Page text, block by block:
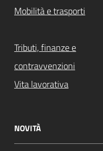
Mobilità e trasporti
Tributi, finanze e
contravvenzioni
Vita lavorativa
NOVITÀ